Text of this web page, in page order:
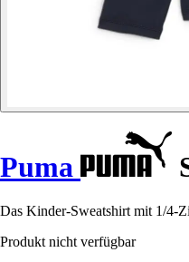
Puma
Das Kinder-Sweatshirt mit 1/4-
Produkt nicht verfügbar